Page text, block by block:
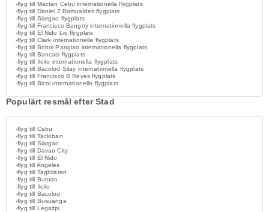
-flyg till Mactan Cebu internationella flygplats
-flyg till Daniel Z Romualdez flygplats
-flyg till Siargao flygplats
-flyg till Francisco Bangoy internationella flygplats
-flyg till El Nido Lio flygplats
-flyg till Clark internationella flygplats
-flyg till Bohol Panglao internationella flygplats
-flyg till Bancasi flygplats
-flyg till Iloilo internationella flygplats
-flyg till Bacolod Silay internationella flygplats
-flyg till Francisco B Reyes flygplats
-flyg till Bicol internationella flygplats
Populärt resmål efter Stad
-flyg till Cebu
-flyg till Tacloban
-flyg till Siargao
-flyg till Davao City
-flyg till El Nido
-flyg till Angeles
-flyg till Tagbilaran
-flyg till Butuan
-flyg till Iloilo
-flyg till Bacolod
-flyg till Busuanga
-flyg till Legazpi